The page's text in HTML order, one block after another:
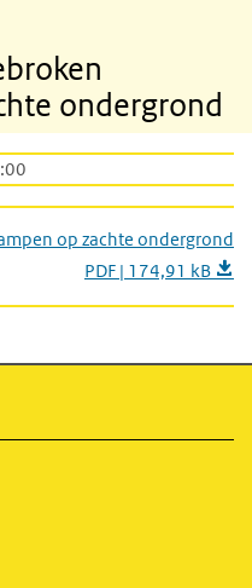
ondergrond
op zachte ondergrond
PDF | 174,91 kB